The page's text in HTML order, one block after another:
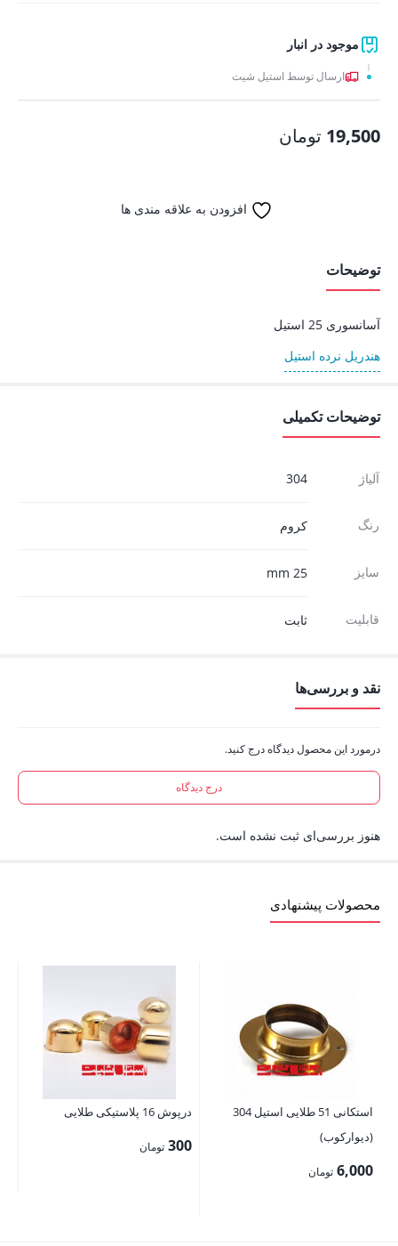
موجود در انبار
ارسال توسط استیل شیت
19,500 تومان
افزودن به علاقه مندی ها
توضیحات
آسانسوری 25 استیل
هندریل نرده استیل
توضیحات تکمیلی
آلیاژ 304
رنگ کروم
سایز 25 mm
قابلیت ثابت
نقد و بررسی‌ها
درمورد این محصول دیدگاه درج کنید.
درج دیدگاه
هنوز بررسی‌ای ثبت نشده است.
محصولات پیشنهادی
استکانی 51 طلایی استیل 304
(دیوارکوب)
6,000 تومان
درپوش 16 پلاستیکی طلایی
300 تومان